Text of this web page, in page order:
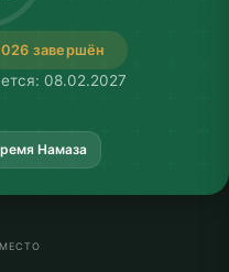
завершён
08.02.2027
Намаза